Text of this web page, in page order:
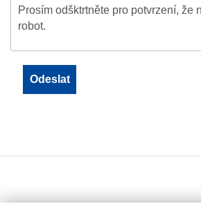
Prosím odšktrtněte pro potvrzení, že
robot.